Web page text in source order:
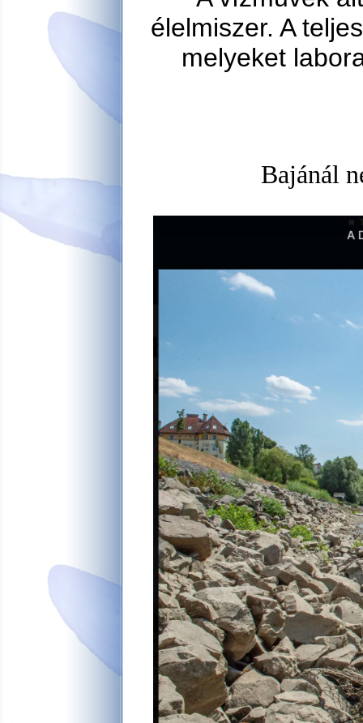
élelmiszer. A
melyeket
Bajánál